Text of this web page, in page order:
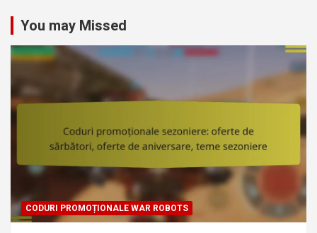
You may Missed
CODURI PROMOȚIONALE WAR ROBOTS